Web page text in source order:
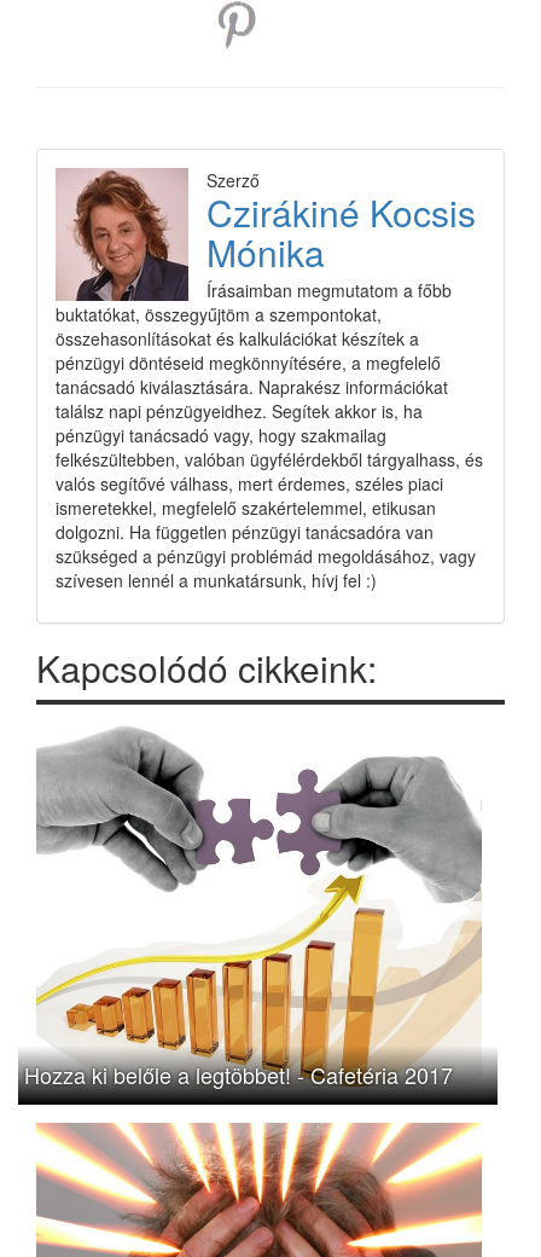
Szerző
Czirákiné Kocsis
Mónika
Írásaimban megmutatom a főbb
buktatókat, összegyűjtöm a szempontokat,
összehasonlításokat és kalkulációkat készítek a
pénzügyi döntéseid megkönnyítésére, a megfelelő
tanácsadó kiválasztására. Naprakész információkat
találsz napi pénzügyeidhez. Segítek akkor is, ha
pénzügyi tanácsadó vagy, hogy szakmailag
felkészültebben, valóban ügyfélérdekből tárgyalhass, és
valós segítővé válhass, mert érdemes, széles piaci
ismeretekkel, megfelelő szakértelemmel, etikusan
dolgozni. Ha független pénzügyi tanácsadóra van
szükséged a pénzügyi problémád megoldásához, vagy
szívesen lennél a munkatársunk, hívj fel :)
Kapcsolódó cikkeink:
Hozza ki belőle a legtöbbet! - Cafetéria 2017